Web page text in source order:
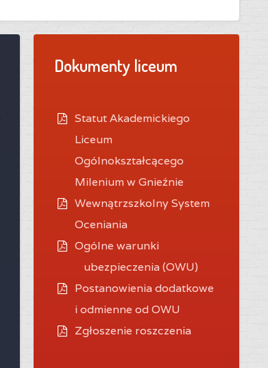
Dokumenty liceum
Statut Akademickiego
Liceum
Ogólnokształcącego
Milenium w Gnieźnie
Wewnątrzszkolny System
Oceniania
Ogólne warunki
ubezpieczenia (OWU)
Postanowienia dodatkowe
i odmienne od OWU
Zgłoszenie roszczenia